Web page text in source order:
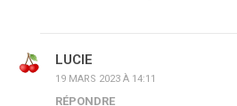
LUCIE
19 MARS 2023 À 14:11
RÉPONDRE